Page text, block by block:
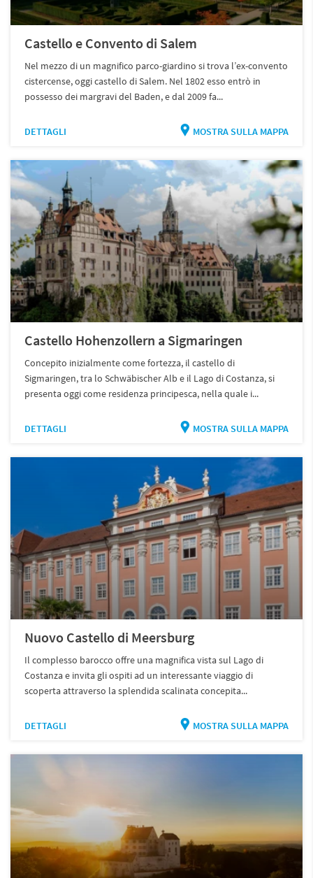
Castello e Convento di Salem
Nel mezzo di un magnifico parco-giardino si trova l’ex-convento
cistercense, oggi castello di Salem. Nel 1802 esso entrò in
possesso dei margravi del Baden, e dal 2009 fa...
DETTAGLI MOSTRA SULLA MAPPA
Castello Hohenzollern a Sigmaringen
Concepito inizialmente come fortezza, il castello di
Sigmaringen, tra lo Schwäbischer Alb e il Lago di Costanza, si
presenta oggi come residenza principesca, nella quale i...
DETTAGLI MOSTRA SULLA MAPPA
Nuovo Castello di Meersburg
Il complesso barocco offre una magnifica vista sul Lago di
Costanza e invita gli ospiti ad un interessante viaggio di
scoperta attraverso la splendida scalinata concepita...
DETTAGLI MOSTRA SULLA MAPPA